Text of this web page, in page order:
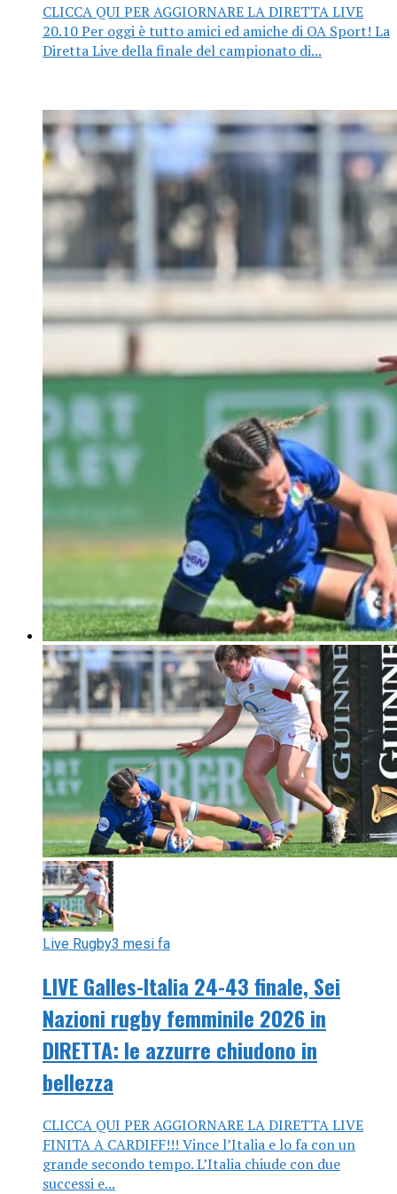
CLICCA QUI PER AGGIORNARE LA DIRETTA LIVE
20.10 Per oggi è tutto amici ed amiche di OA Sport! La
Diretta Live della finale del campionato di...
Live Rugby3 mesi fa
LIVE Galles-Italia 24-43 finale, Sei
Nazioni rugby femminile 2026 in
DIRETTA: le azzurre chiudono in
bellezza
CLICCA QUI PER AGGIORNARE LA DIRETTA LIVE
FINITA A CARDIFF!!! Vince l’Italia e lo fa con un
grande secondo tempo. L’Italia chiude con due
successi e...